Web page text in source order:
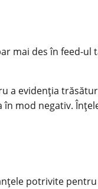
mai des în feed-ul
a evidenția
mod negativ.
potrivite pentru